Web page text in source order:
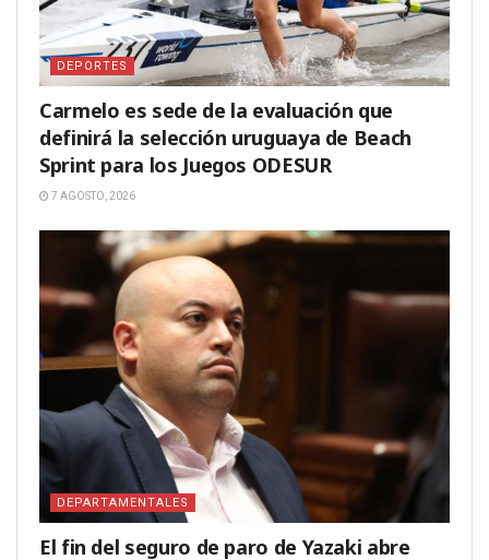
DEPORTES
Carmelo es sede de la evaluación que
definirá la selección uruguaya de Beach
Sprint para los Juegos ODESUR
7 AGOSTO, 2026
DEPARTAMENTALES
El fin del seguro de paro de Yazaki abre